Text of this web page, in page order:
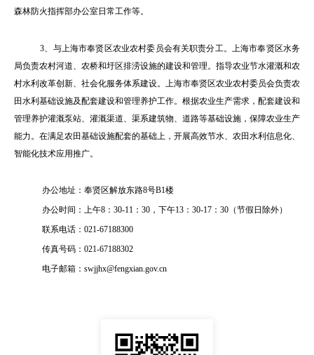
森林防火指挥部办公室日常工作等。
3、与上海市奉贤区农业农村委员会有关职责分工。上海市奉贤区水务
局负责农村河道、农桥和圩区排涝设施的建设和管理。指导农业节水灌溉和农
村水利改革创新、社会化服务体系建设。上海市奉贤区农业农村委员会负责农
田水利基础设施及配套建设和管理养护工作。根据农业生产需求，配套建设和
管理养护灌溉泵站、灌溉渠道、渠系建筑物、道路等基础设施，保障农业生产
能力。在满足农田基础设施配套的基础上，开展高效节水、农田水利信息化、
智能化技术应用推广。
办公地址：奉贤区解放东路8号B1楼
办公时间：上午8：30-11：30，下午13：30-17：30（节假日除外）
联系电话：021-67188300
传真号码：021-67188302
电子邮箱：swjjhx@fengxian.gov.cn